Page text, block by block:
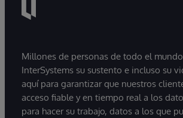
Millones de personas de todo el
InterSystems su sustento e incluso su
aquí para garantizar que nuestros
acceso fiable y en tiempo real a los
para hacer su trabajo, datos a los que